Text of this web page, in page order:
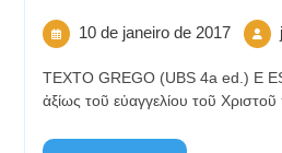
10 de janeiro de 2017
TEXTO GREGO (UBS 4a ed.) E
ἀξίως τοῦ εὐαγγελίου τοῦ